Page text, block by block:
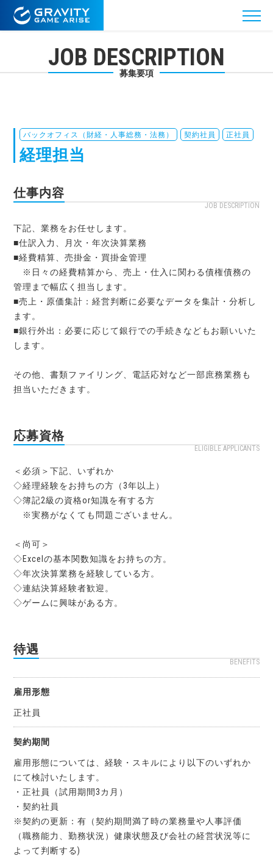
JOB DESCRIPTION
募集要項
バックオフィス（財経・人事総務・法務） 契約社員 正社員
経理担当
仕事内容
JOB DESCRIPTION
下記、業務をお任せします。
■仕訳入力、月次・年次決算業務
■経費精算、売掛金・買掛金管理
※日々の経費精算から、売上・仕入に関わる債権債務の
管理まで幅広く担当します。
■売上・原価集計：経営判断に必要なデータを集計・分析し
ます。
■銀行外出：必要に応じて銀行での手続きなどもお願いいた
します。
その他、書類ファイリング、電話応対など一部庶務業務も
担当いただきます。
応募資格
ELIGIBLE APPLICANTS
＜必須＞下記、いずれか
◇経理経験をお持ちの方（3年以上）
◇簿記2級の資格or知識を有する方
※実務がなくても問題ございません。
＜尚可＞
◇Excelの基本関数知識をお持ちの方。
◇年次決算業務を経験している方。
◇連結決算経験者歓迎。
◇ゲームに興味がある方。
待遇
BENEFITS
雇用形態
正社員
契約期間
雇用形態については、経験・スキルにより以下のいずれか
にて検討いたします。
・正社員（試用期間3カ月）
・契約社員
※契約の更新：有（契約期間満了時の業務量や人事評価
（職務能力、勤務状況）健康状態及び会社の経営状況等に
よって判断する)